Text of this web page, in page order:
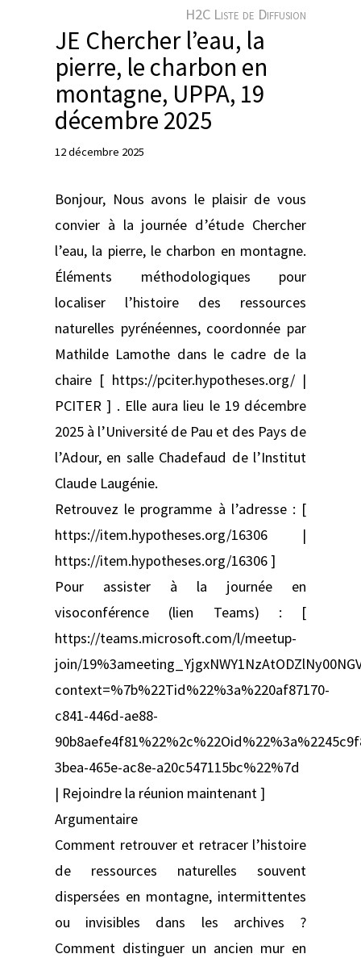
r
H2C Liste de Diffusion
JE Chercher l’eau, la
pierre, le charbon en
montagne, UPPA, 19
décembre 2025
12 décembre 2025
Bonjour, Nous avons le plaisir de vous
convier à la journée d’étude Chercher
l’eau, la pierre, le charbon en montagne.
Éléments méthodologiques pour
localiser l’histoire des ressources
naturelles pyrénéennes, coordonnée par
Mathilde Lamothe dans le cadre de la
chaire [ https://pciter.hypotheses.org/ |
PCITER ] . Elle aura lieu le 19 décembre
2025 à l’Université de Pau et des Pays de
l’Adour, en salle Chadefaud de l’Institut
Claude Laugénie.
Retrouvez le programme à l’adresse : [
https://item.hypotheses.org/16306 |
https://item.hypotheses.org/16306 ]
Pour assister à la journée en
visoconférence (lien Teams) : [
https://teams.microsoft.com/l/meetup-
join/
context=%7b%22Tid%22%3a%220af87170-
c841-446d-ae88-
3bea-465e-ac8e-a20c547115bc%22%7d
| Rejoindre la réunion maintenant ]
Argumentaire
Comment retrouver et retracer l’histoire
de ressources naturelles souvent
dispersées en montagne, intermittentes
ou invisibles dans les archives ?
Comment distinguer un ancien mur en